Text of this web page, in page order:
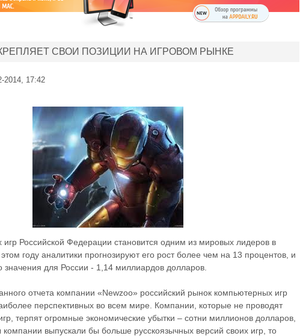
СВОИ ПОЗИЦИИ НА ИГРОВОМ РЫНКЕ
2014, 17:42
Российской Федерации становится одним из мировых лидеров в
году аналитики прогнозируют его рост более чем на 13 процентов, и
значения для России - 1,14 миллиардов долларов.
отчета компании «Newzoo» российский рынок компьютерных игр
перспективных во всем мире. Компании, которые не проводят
терпят огромные экономические убытки – сотни миллионов долларов,
выпускали бы больше русскоязычных версий своих игр, то